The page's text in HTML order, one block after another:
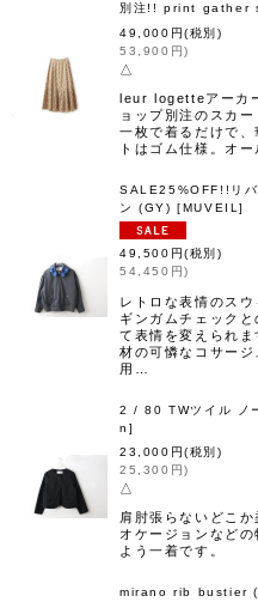
別注!! print gather
49,000 円(税別)
53,900 円)
△
leur logetteアーカ
ョップ別注のスカ
一枚で着るだけで
トはゴム仕様。オ
SALE25%OFF!!リバ
ン (GY) [MUVEIL]
49,500 円(税別)
54,450 円)
レトロな表情のス
ギンガムチェック
て表情を変えられ
材の可憐なコサー
用…
2 / 80 TWツイル ノ
n ]
23,000 円(税別)
25,300 円)
△
肩肘張らないどこ
オケージョンなど
よう一着です。
mirano rib bustier